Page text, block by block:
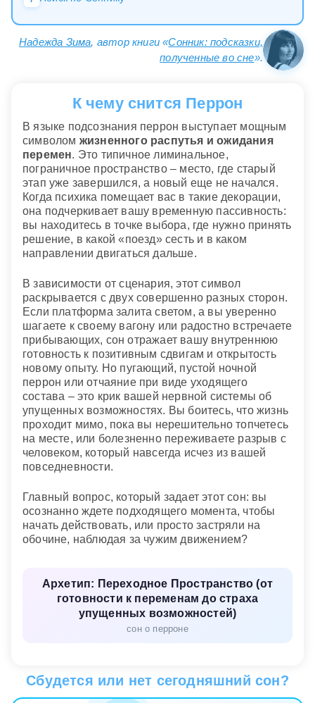
Надежда Зима, автор книги «Сонник: подсказки,
полученные во сне».
К чему снится Перрон
В языке подсознания перрон выступает мощным
символом жизненного распутья и ожидания
перемен. Это типичное лиминальное,
пограничное пространство – место, где старый
этап уже завершился, а новый еще не начался.
Когда психика помещает вас в такие декорации,
она подчеркивает вашу временную пассивность:
вы находитесь в точке выбора, где нужно принять
решение, в какой «поезд» сесть и в каком
направлении двигаться дальше.
В зависимости от сценария, этот символ
раскрывается с двух совершенно разных сторон.
Если платформа залита светом, а вы уверенно
шагаете к своему вагону или радостно встречаете
прибывающих, сон отражает вашу внутреннюю
готовность к позитивным сдвигам и открытость
новому опыту. Но пугающий, пустой ночной
перрон или отчаяние при виде уходящего
состава – это крик вашей нервной системы об
упущенных возможностях. Вы боитесь, что жизнь
проходит мимо, пока вы нерешительно топчетесь
на месте, или болезненно переживаете разрыв с
человеком, который навсегда исчез из вашей
повседневности.
Главный вопрос, который задает этот сон: вы
осознанно ждете подходящего момента, чтобы
начать действовать, или просто застряли на
обочине, наблюдая за чужим движением?
Архетип: Переходное Пространство (от
готовности к переменам до страха
упущенных возможностей)
сон о перроне
Сбудется или нет сегодняшний сон?